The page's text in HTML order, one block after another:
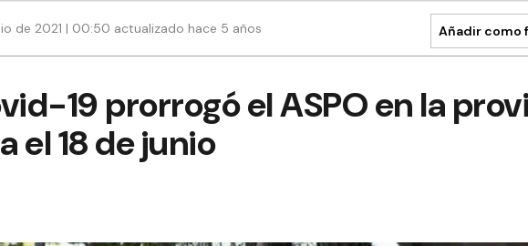
de 2021 | 00:50 actualizado hace 5 años Añadir como
19 prorrogó el ASPO en la
el 18 de junio